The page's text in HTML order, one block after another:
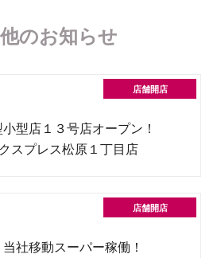
のお知らせ
型店１３号店オープン！
スプレス松原１丁目店
社移動スーパー稼働！